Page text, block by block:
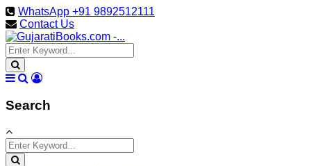
WhatsApp +91 9892512111
Contact Us
Search